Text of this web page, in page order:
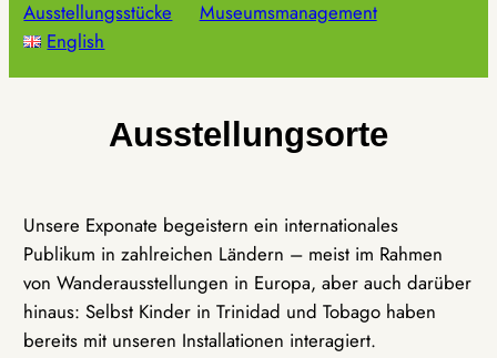
Ausstellungsstücke
Museumsmanagement
English
Ausstellungsorte
Unsere Exponate begeistern ein internationales
Publikum in zahlreichen Ländern – meist im Rahmen
von Wanderausstellungen in Europa, aber auch darüber
hinaus: Selbst Kinder in Trinidad und Tobago haben
bereits mit unseren Installationen interagiert.